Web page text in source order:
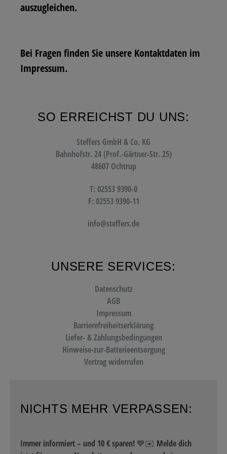
auszugleichen.
Bei Fragen finden Sie unsere Kontaktdaten im
Impressum.
SO ERREICHST DU UNS:
Steffers GmbH & Co. KG
Bahnhofstr. 24 (Prof.-Gärtner-Str. 25)
48607 Ochtrup
T: 02553 9390-0
F: 02553 9390-11
info@steffers.de
UNSERE SERVICES:
Datenschutz
AGB
Impressum
Barrierefreiheitserklärung
Liefer- & Zahlungsbedingungen
Hinweise-zur-Batterieentsorgung
Vertrag widerrufen
NICHTS MEHR VERPASSEN:
Immer informiert – und 10 € sparen! 💙✉️ Melde dich